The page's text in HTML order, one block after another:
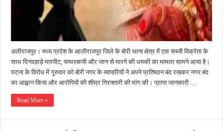
अलीराजपुर। मध्य प्रदेश के आलीराजपुर जिले के बोरी थाना क्षेत्र में एक सब्जी विक्रेता के
साथ दिनदहाड़े मारपीट, पत्थरबाजी और जान से मारने की धमकी का मामला सामने आया है।
घटना के विरोध में गुरुवार को बोरी नगर के व्यापारियों ने अपने प्रतिष्ठान बंद रखकर नगर बंद
का आह्वान किया और आरोपियों की शीघ्र गिरफ्तारी की मांग की। प्राप्त जानकारी …
Read More »